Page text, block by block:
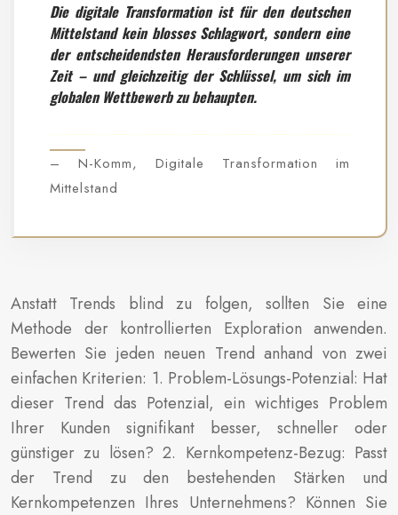
Die digitale Transformation ist für den deutschen
Mittelstand kein blosses Schlagwort, sondern eine
der entscheidendsten Herausforderungen unserer
Zeit – und gleichzeitig der Schlüssel, um sich im
globalen Wettbewerb zu behaupten.
– N-Komm, Digitale Transformation im
Mittelstand
Anstatt Trends blind zu folgen, sollten Sie eine
Methode der kontrollierten Exploration anwenden.
Bewerten Sie jeden neuen Trend anhand von zwei
einfachen Kriterien: 1. Problem-Lösungs-Potenzial: Hat
dieser Trend das Potenzial, ein wichtiges Problem
Ihrer Kunden signifikant besser, schneller oder
günstiger zu lösen? 2. Kernkompetenz-Bezug: Passt
der Trend zu den bestehenden Stärken und
Kernkompetenzen Ihres Unternehmens? Können Sie